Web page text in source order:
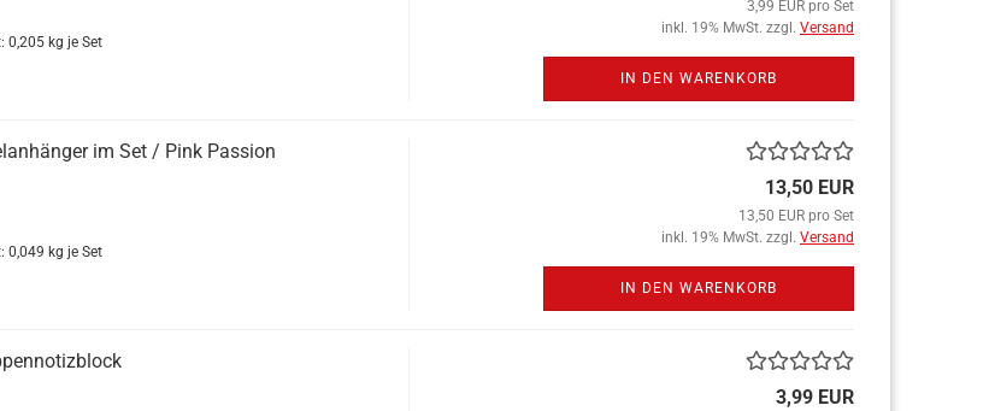
0,205 kg je Set
3,99 EUR pro Set
inkl. 19% MwSt. zzgl. Versand
IN DEN WARENKORB
im Set / Pink Pas­si­on
0,049 kg je Set
13,50 EUR
13,50 EUR pro Set
inkl. 19% MwSt. zzgl. Versand
IN DEN WARENKORB
3,99 EUR